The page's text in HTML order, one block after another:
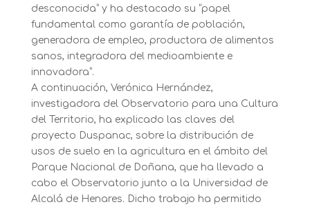
desconocida” y ha destacado su “papel
fundamental como garantía de población,
generadora de empleo, productora de alimentos
sanos, integradora del medioambiente e
innovadora”.
A continuación, Verónica Hernández,
investigadora del Observatorio para una Cultura
del Territorio, ha explicado las claves del
proyecto Duspanac, sobre la distribución de
usos de suelo en la agricultura en el ámbito del
Parque Nacional de Doñana, que ha llevado a
cabo el Observatorio junto a la Universidad de
Alcalá de Henares. Dicho trabajo ha permitido